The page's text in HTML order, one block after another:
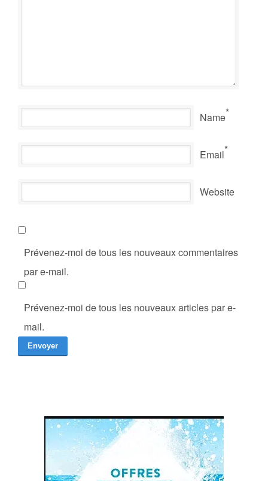
Name*
Email*
Website
Prévenez-moi de tous les nouveaux commentaires
par e-mail.
Prévenez-moi de tous les nouveaux articles par e-
mail.